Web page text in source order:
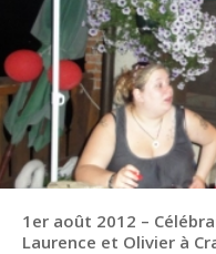
1er août 2012 –
Laurence et Olivier à